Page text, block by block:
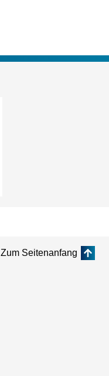
Zum Seitenanfang